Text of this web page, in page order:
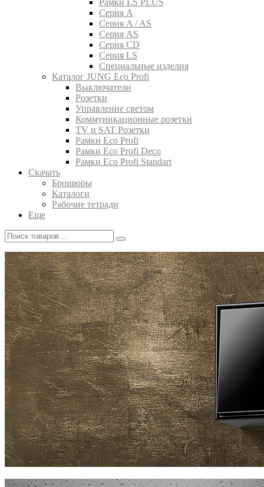
Рамки LS PLUS
Серия A
Серия A / AS
Серия AS
Серия CD
Серия LS
Специальные изделия
Каталог JUNG Eco Profi
Выключатели
Розетки
Управление светом
Коммуникационные розетки
TV и SAT Розетки
Рамки Eco Profi
Рамки Eco Profi Deco
Рамки Eco Profi Standart
Скачать
Брошюры
Каталоги
Рабочие тетради
Еще